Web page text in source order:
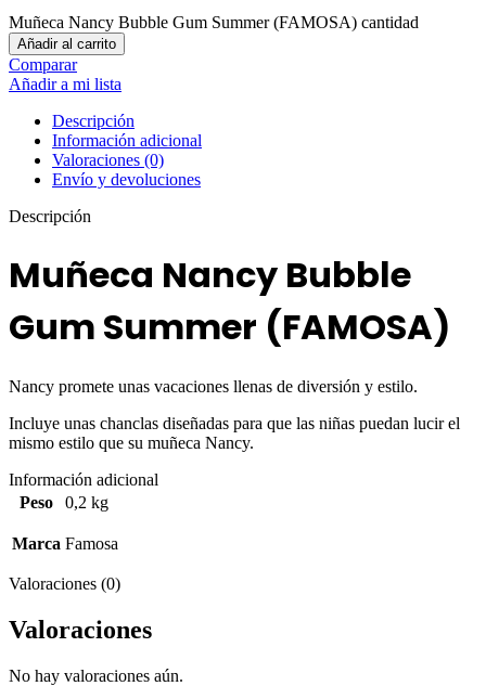
Muñeca Nancy Bubble Gum Summer (FAMOSA) cantidad
Añadir al carrito
Comparar
Añadir a mi lista
Descripción
Información adicional
Valoraciones (0)
Envío y devoluciones
Descripción
Muñeca Nancy Bubble
Gum Summer (FAMOSA)
Nancy promete unas vacaciones llenas de diversión y estilo.
Incluye unas chanclas diseñadas para que las niñas puedan lucir el
mismo estilo que su muñeca Nancy.
Información adicional
Peso
0,2 kg
Marca Famosa
Valoraciones (0)
Valoraciones
No hay valoraciones aún.